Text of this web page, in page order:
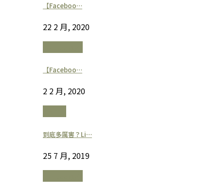
【Faceboo…
22 2 月, 2020
【Faceboo…
2 2 月, 2020
到底多厲害？Li…
25 7 月, 2019